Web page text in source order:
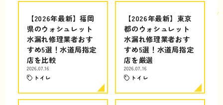
【2026年最新】福岡
県のウォシュレット
水漏れ修理業者おす
すめ5選！水道局指定
店を比較
2026.07.16
トイレ
【2026年最新】東京
都のウォシュレット
水漏れ修理業者おす
すめ5選！水道局指定
店を厳選
2026.07.16
トイレ